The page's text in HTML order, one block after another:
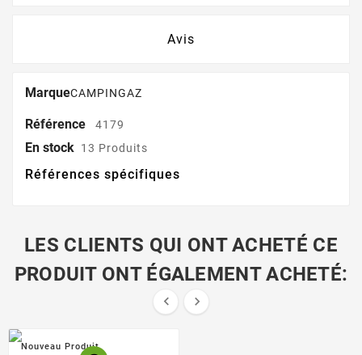
Avis
MarqueCAMPINGAZ
Référence 4179
En stock 13 Produits
Références spécifiques
LES CLIENTS QUI ONT ACHETÉ CE
PRODUIT ONT ÉGALEMENT ACHETÉ:
 
Nouveau Produit